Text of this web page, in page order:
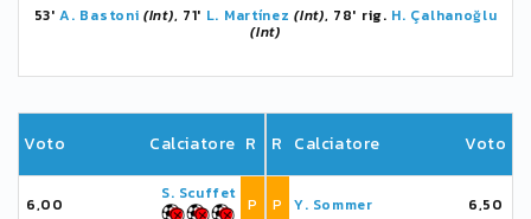
53'A. Bastoni (Int), 71' L. Martínez (Int), 78' rig. H. Çalhanoğlu
(Int)
Voto Calciatore R
6,00
S. Scuffet
P
R Calciatore Voto
P Y. Sommer 6,50